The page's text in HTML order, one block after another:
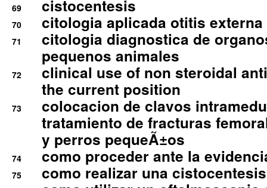
69 cistocentesis
70 citologia aplicada otitis externa
71
citologia diagnostica de
pequenos animales
72
clinical use of non steroidal
the current position
73
colocacion de clavos
tratamiento de fracturas
y perros pequeÃ±os
74 como proceder ante la
75 como realizar una